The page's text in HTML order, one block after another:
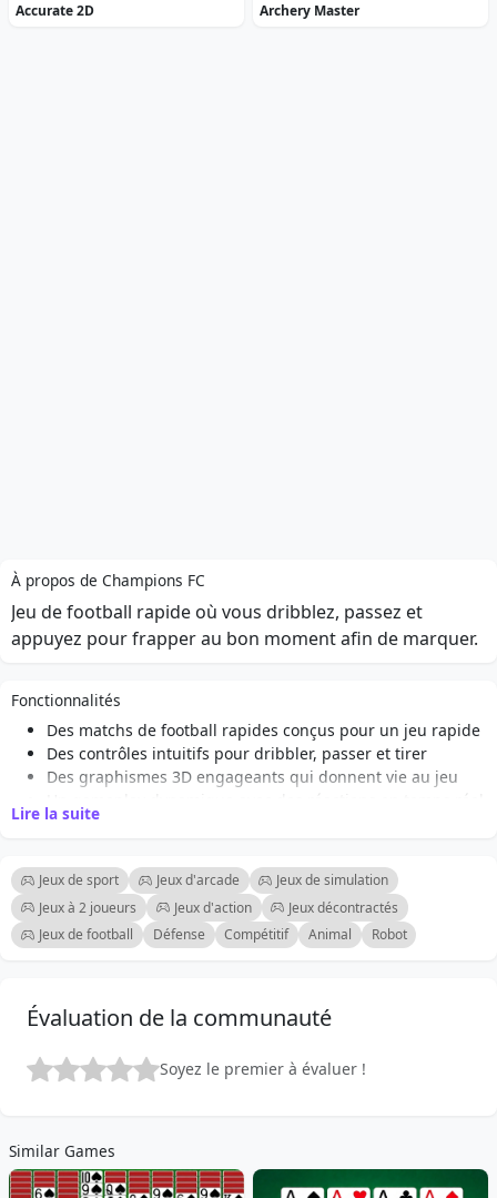
Accurate 2D Archery Master
À propos de Champions FC
Jeu de football rapide où vous dribblez, passez et
appuyez pour frapper au bon moment afin de marquer.
Fonctionnalités
Des matchs de football rapides conçus pour un jeu rapide
Des contrôles intuitifs pour dribbler, passer et tirer
Des graphismes 3D engageants qui donnent vie au jeu
Un gameplay dynamique avec des réactions en temps réel
aux pertes de balle
Deux mi-temps rapides pour maintenir l'action
Parfait pour les joueurs occasionnels et les fans de
football
Mises à jour régulières avec de nouveaux défis et
Lire la suite
Jeux de sport Jeux d'arcade
Jeux de simulation
Jeux à 2 joueurs
Jeux d'action
Jeux décontractés
Jeux de football
Défense Compétitif Animal Robot
Évaluation de la communauté
Soyez le premier à évaluer !
Similar Games